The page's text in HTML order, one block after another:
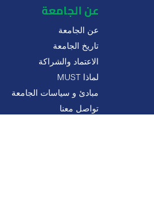
عن الجامعة
عن الجامعة
تاريخ الجامعة
الاعتماد والشراكة
لماذا MUST
مبادئ و سياسات الجامعة
تواصل معنا